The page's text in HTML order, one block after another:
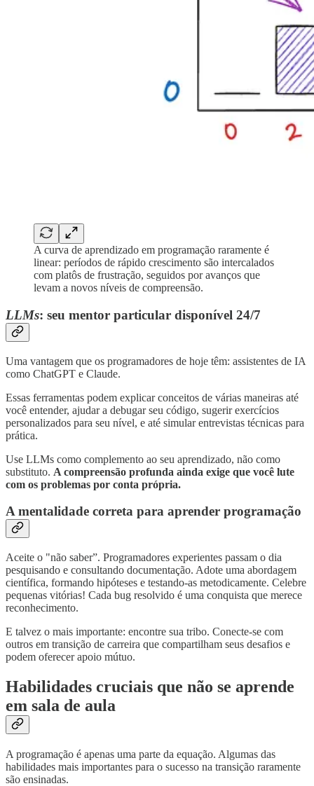
A curva de aprendizado em programação raramente é
linear: períodos de rápido crescimento são intercalados
com platôs de frustração, seguidos por avanços que
levam a novos níveis de compreensão.
LLMs: seu mentor particular disponível 24/7
Uma vantagem que os programadores de hoje têm: assistentes de IA
como ChatGPT e Claude.
Essas ferramentas podem explicar conceitos de várias maneiras até
você entender, ajudar a debugar seu código, sugerir exercícios
personalizados para seu nível, e até simular entrevistas técnicas para
prática.
Use LLMs como complemento ao seu aprendizado, não como
substituto. A compreensão profunda ainda exige que você lute
com os problemas por conta própria.
A mentalidade correta para aprender programação
Aceite o "não saber”. Programadores experientes passam o dia
pesquisando e consultando documentação. Adote uma abordagem
científica, formando hipóteses e testando-as metodicamente. Celebre
pequenas vitórias! Cada bug resolvido é uma conquista que merece
reconhecimento.
E talvez o mais importante: encontre sua tribo. Conecte-se com
outros em transição de carreira que compartilham seus desafios e
podem oferecer apoio mútuo.
Habilidades cruciais que não se aprende
em sala de aula
A programação é apenas uma parte da equação. Algumas das
habilidades mais importantes para o sucesso na transição raramente
são ensinadas.